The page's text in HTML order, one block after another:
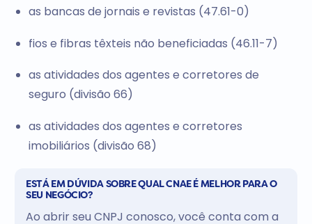
as bancas de jornais e revistas (47.61-0)
fios e fibras têxteis não beneficiadas (46.11-7)
as atividades dos agentes e corretores de
seguro (divisão 66)
as atividades dos agentes e corretores
imobiliários (divisão 68)
ESTÁ EM DÚVIDA SOBRE QUAL CNAE É MELHOR PARA O
SEU NEGÓCIO?
Ao abrir seu CNPJ conosco, você conta com a